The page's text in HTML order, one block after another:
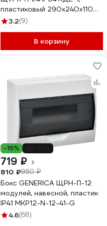
пластиковый 290х240х110
Б0050592
3.2(9)
В корзину
-16%
719 ₽
810 ₽960 ₽
Бокс GENERICA ЩРН-П-12
модулей, навесной, пластик
IP41 MKP12-N-12-41-G
4.6(68)